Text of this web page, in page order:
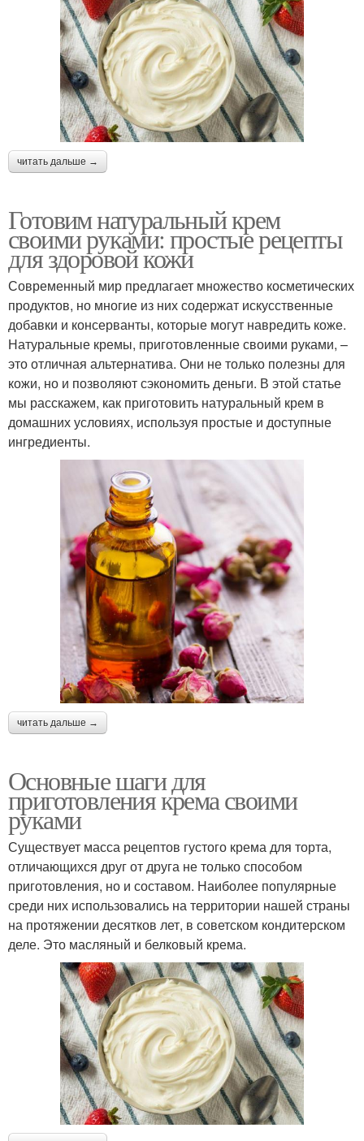
читать дальше →
Готовим натуральный крем
своими руками: простые рецепты
для здоровой кожи
Современный мир предлагает множество косметических
продуктов, но многие из них содержат искусственные
добавки и консерванты, которые могут навредить коже.
Натуральные кремы, приготовленные своими руками, –
это отличная альтернатива. Они не только полезны для
кожи, но и позволяют сэкономить деньги. В этой статье
мы расскажем, как приготовить натуральный крем в
домашних условиях, используя простые и доступные
ингредиенты.
читать дальше →
Основные шаги для
приготовления крема своими
руками
Существует масса рецептов густого крема для торта,
отличающихся друг от друга не только способом
приготовления, но и составом. Наиболее популярные
среди них использовались на территории нашей страны
на протяжении десятков лет, в советском кондитерском
деле. Это масляный и белковый крема.